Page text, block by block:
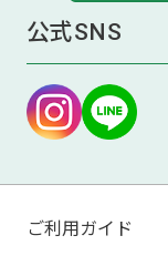
公式SNS
ご利用ガイド